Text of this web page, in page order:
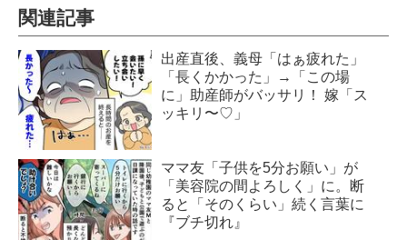
関連記事
出産直後、義母「はぁ疲れた」
「長くかかった」→「この場
に」助産師がバッサリ！ 嫁「ス
ッキリ〜♡」
ママ友「子供を5分お願い」が
「美容院の間よろしく」に。断
ると「そのくらい」続く言葉に
『ブチ切れ』